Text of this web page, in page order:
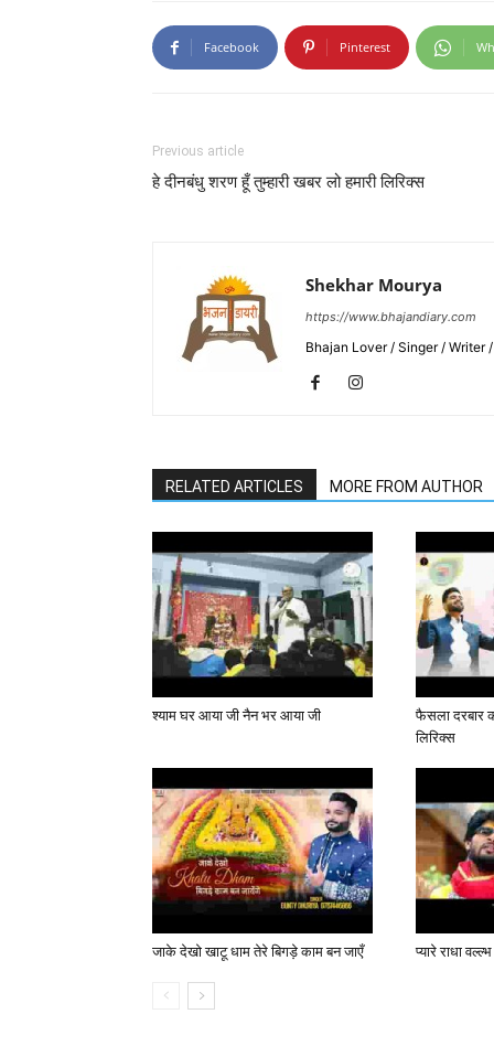
Facebook Pinterest
Previous article
हे दीनबंधु शरण हूँ तुम्हारी खबर लो हमारी लिरिक्स
Shekhar Mourya
https://www.bhajandiary.com
Bhajan Lover / Singer / Writer
RELATED ARTICLES MORE FROM AUTHOR
श्याम घर आया जी नैन भर आया जी
फैसला दरबार
लिरिक्स
जाके देखो खाटू धाम तेरे बिगड़े काम बन जाएँ प्यारे राधा